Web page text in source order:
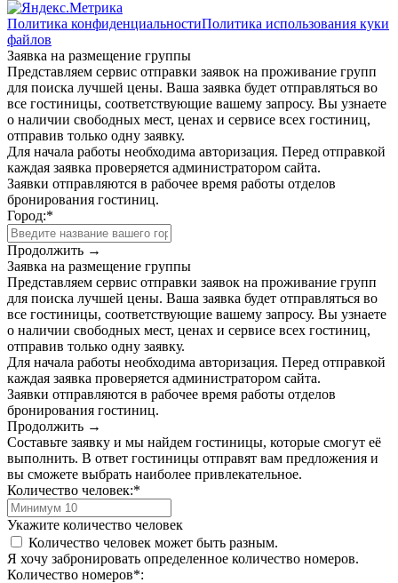
Политика конфиденциальностиПолитика использования куки
файлов
Заявка на размещение группы
Представляем сервис отправки заявок на проживание групп
для поиска лучшей цены. Ваша заявка будет отправляться во
все гостиницы, соответствующие вашему запросу. Вы узнаете
о наличии свободных мест, ценах и сервисе всех гостиниц,
отправив только одну заявку.
Для начала работы необходима авторизация. Перед отправкой
каждая заявка проверяется администратором сайта.
Заявки отправляются в рабочее время работы отделов
бронирования гостиниц.
Город:*
Продолжить →
Заявка на размещение группы
Представляем сервис отправки заявок на проживание групп
для поиска лучшей цены. Ваша заявка будет отправляться во
все гостиницы, соответствующие вашему запросу. Вы узнаете
о наличии свободных мест, ценах и сервисе всех гостиниц,
отправив только одну заявку.
Для начала работы необходима авторизация. Перед отправкой
каждая заявка проверяется администратором сайта.
Заявки отправляются в рабочее время работы отделов
бронирования гостиниц.
Продолжить →
Составьте заявку и мы найдем гостиницы, которые смогут её
выполнить. В ответ гостиницы отправят вам предложения и
вы сможете выбрать наиболее привлекательное.
Количество человек:*
Укажите количество человек
Количество человек может быть разным.
Я хочу забронировать определенное количество номеров.
Количество номеров*: